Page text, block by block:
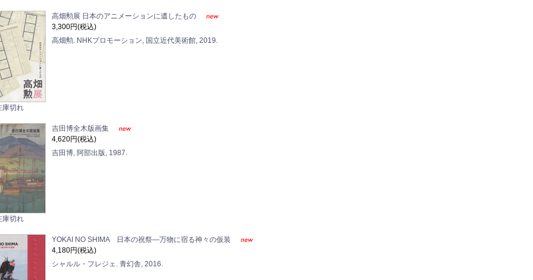
庫切れ
高畑勲展 日本のアニメーションに遺したもの
3,300円(税込)
高畑勲. NHKプロモーション, 国立近代美術館, 2019.
庫切れ
吉田博全木版画集
4,620円(税込)
吉田博, 阿部出版, 1987.
YOKAI NO SHIMA 日本の祝祭―万物に宿る神々の仮装
4,180円(税込)
シャルル・フレジェ. 青幻舎, 2016.